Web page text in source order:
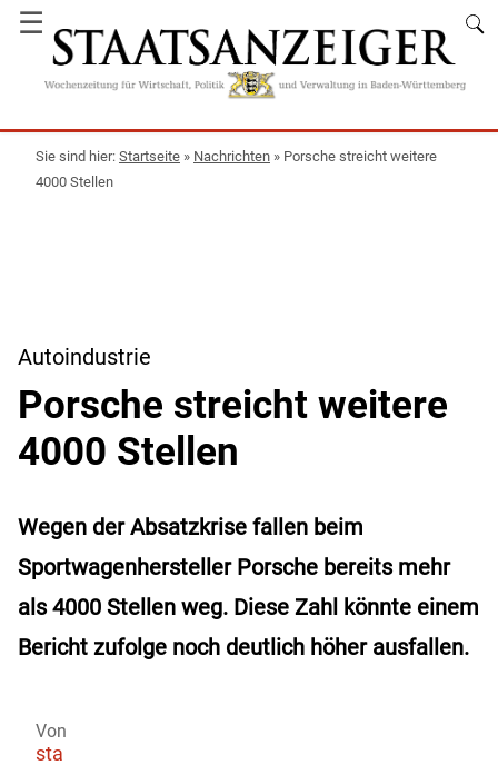
☰
Startseite » Nachrichten » Porsche streicht weitere
4000 Stellen
Autoindustrie
Porsche streicht weitere
4000 Stellen
Wegen der Absatzkrise fallen beim
Sportwagenhersteller Porsche bereits mehr
als 4000 Stellen weg. Diese Zahl könnte einem
Bericht zufolge noch deutlich höher ausfallen.
Von
sta